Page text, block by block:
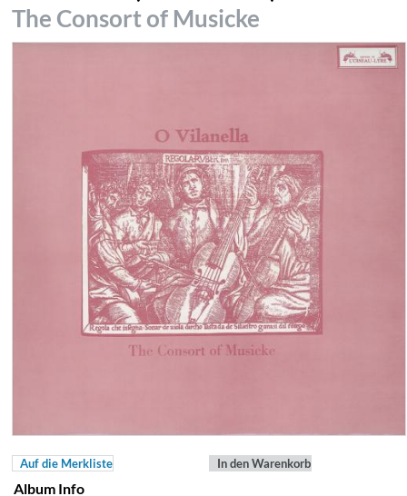
The Consort of Musicke
Auf die Merkliste In den Warenkorb
Album Info